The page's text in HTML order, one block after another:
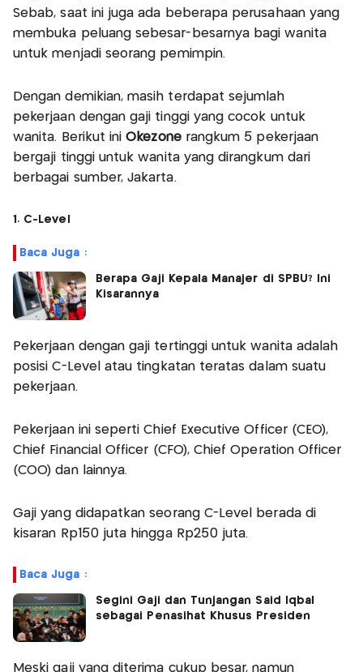
Sebab, saat ini juga ada beberapa perusahaan yang
membuka peluang sebesar-besarnya bagi wanita
untuk menjadi seorang pemimpin.
Dengan demikian, masih terdapat sejumlah
pekerjaan dengan gaji tinggi yang cocok untuk
wanita. Berikut iniOkezonerangkum 5 pekerjaan
bergaji tinggi untuk wanita yang dirangkum dari
berbagai sumber, Jakarta.
1. C-Level
Baca Juga :
Berapa Gaji Kepala Manajer di SPBU? Ini
Kisarannya
Pekerjaan dengan gaji tertinggi untuk wanita adalah
posisi C-Level atau tingkatan teratas dalam suatu
pekerjaan.
Pekerjaan ini seperti Chief Executive Officer (CEO),
Chief Financial Officer (CFO), Chief Operation Officer
(COO) dan lainnya.
Gaji yang didapatkan seorang C-Level berada di
kisaran Rp150 juta hingga Rp250 juta.
Baca Juga :
Segini Gaji dan Tunjangan Said Iqbal
sebagai Penasihat Khusus Presiden
Meski gaji yang diterima cukup besar, namun